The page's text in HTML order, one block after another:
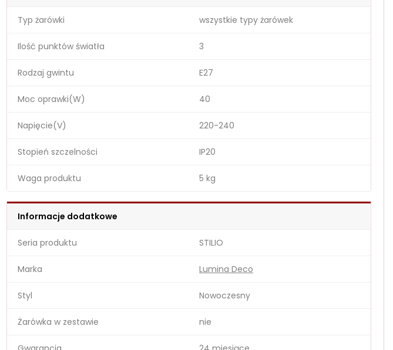
Typ żarówki wszystkie typy żarówek
Ilość punktów światła 3
Rodzaj gwintu E27
Moc oprawki(W) 40
Napięcie(V) 220-240
Stopień szczelności IP20
Waga produktu 5 kg
Informacje dodatkowe
Seria produktu STILIO
Marka Lumina Deco
Styl Nowoczesny
Żarówka w zestawie nie